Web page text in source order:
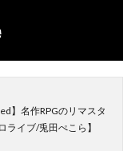
】名作RPGのリマスタ
ライブ/兎田ぺこら】